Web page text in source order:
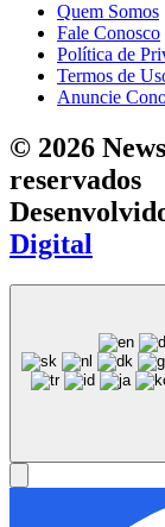
Quem Somos
Fale Conosco
Política de
Termos de
Anuncie
© 2026
reservados
Digital